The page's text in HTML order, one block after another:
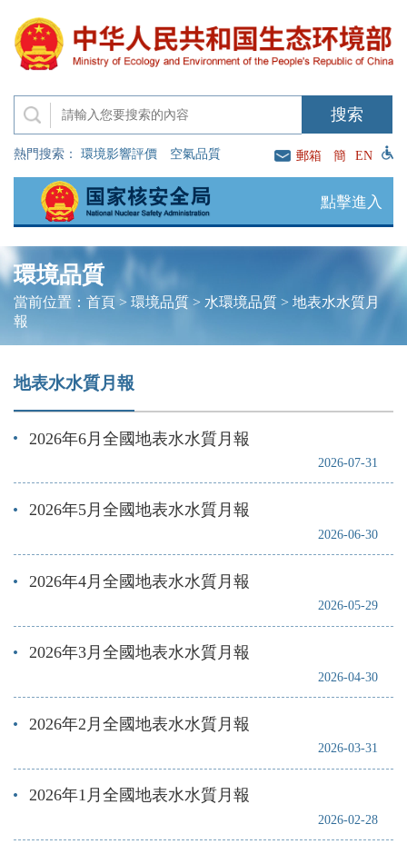
熱門搜索： 環境影響評價 空氣品質 郵箱 簡 EN
點擊進入
環境品質
當前位置： 首頁> 環境品質> 水環境品質> 地表水水質月
報
地表水水質月報
2026-07-31
2026年6月全國地表水水質月報
2026-06-30
2026年5月全國地表水水質月報
2026-05-29
2026年4月全國地表水水質月報
2026-04-30
2026年3月全國地表水水質月報
2026-03-31
2026年2月全國地表水水質月報
2026-02-28
2026年1月全國地表水水質月報